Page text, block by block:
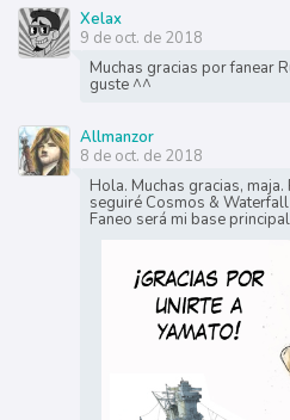
Xelax
9 de oct. de 2018
Muchas gracias por fanear
guste ^^
Allmanzor
8 de oct. de 2018
Hola. Muchas gracias,
seguiré Cosmos &
Faneo será mi base